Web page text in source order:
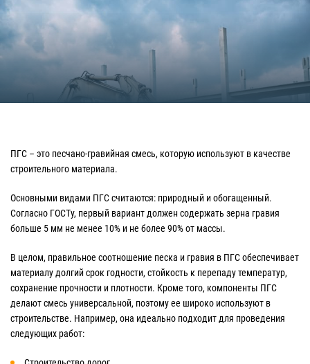
ПГС – это песчано-гравийная смесь, которую используют в качестве
строительного материала.
Основными видами ПГС считаются: природный и обогащенный.
Согласно ГОСТу, первый вариант должен содержать зерна гравия
больше 5 мм не менее 10% и не более 90% от массы.
В целом, правильное соотношение песка и гравия в ПГС обеспечивает
материалу долгий срок годности, стойкость к перепаду температур,
сохранение прочности и плотности. Кроме того, компоненты ПГС
делают смесь универсальной, поэтому ее широко используют в
строительстве. Например, она идеально подходит для проведения
следующих работ: